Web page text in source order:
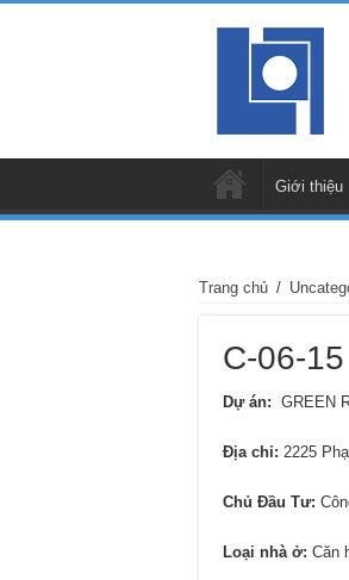
Giới thiệu
Trang chủ /
C-06-15
Dự án: GREEN
Địa chỉ: 2225
Chủ Đầu Tư:
Loại nhà ở: Căn